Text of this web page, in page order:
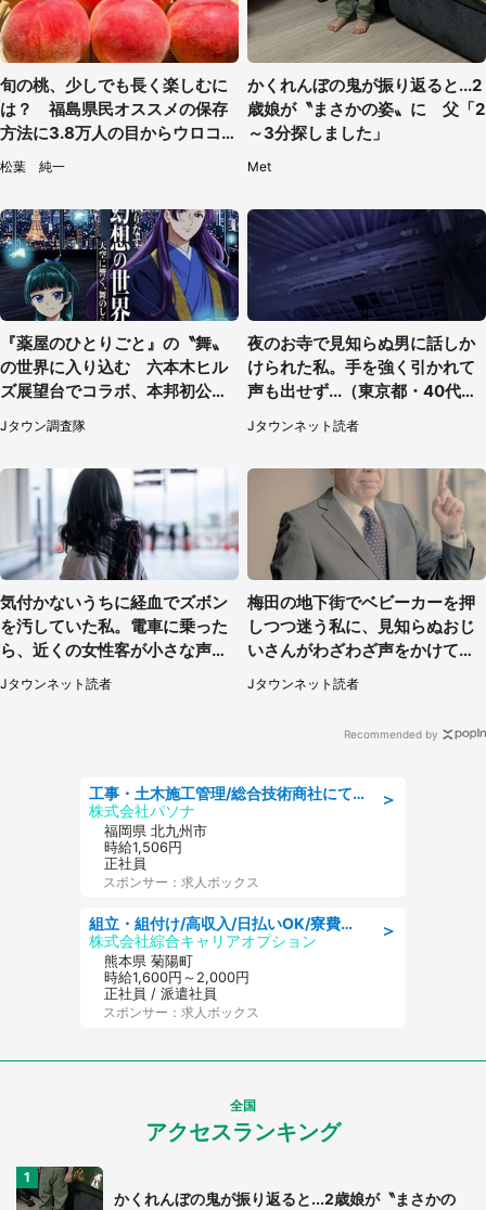
旬の桃、少しでも長く楽しむに
は？ 福島県民オススメの保存
方法に3.8万人の目からウロコ
「全国民が知りたかった！」
松葉 純一
かくれんぼの鬼が振り返ると...2
歳娘が〝まさかの姿〟に 父「2
～3分探しました」
Met
『薬屋のひとりごと』の〝舞〟
の世界に入り込む 六本木ヒル
ズ展望台でコラボ、本邦初公開
の「猫猫像」も【8／1～10／2
6】
Jタウン調査隊
夜のお寺で見知らぬ男に話しか
けられた私。手を強く引かれて
声も出せず...（東京都・40代女
Jタウンネット読者
気付かないうちに経血でズボン
を汚していた私。電車に乗った
ら、近くの女性客が小さな声で
（千葉県・10代女性）
Jタウンネット読者
梅田の地下街でベビーカーを押
しつつ迷う私に、見知らぬおじ
いさんがわざわざ声をかけてき
て（兵庫県・30代女性）
Jタウンネット読者
Recommended by
＞
工事・土木施工管理/総合技術商社にて施工管理のお仕事/即日勤務可/車通勤可/工事・土木施工管理/生産・品質管理
株式会社パソナ
福岡県 北九州市
時給1,506円
正社員
スポンサー：求人ボックス
＞
組立・組付け/高収入/日払いOK/寮費無料/交替制/20・30・40代活躍中
株式会社綜合キャリアオプション
熊本県 菊陽町
時給1,600円～2,000円
正社員 / 派遣社員
スポンサー：求人ボックス
全国
アクセスランキング
かくれんぼの鬼が振り返ると...2歳娘が〝まさかの